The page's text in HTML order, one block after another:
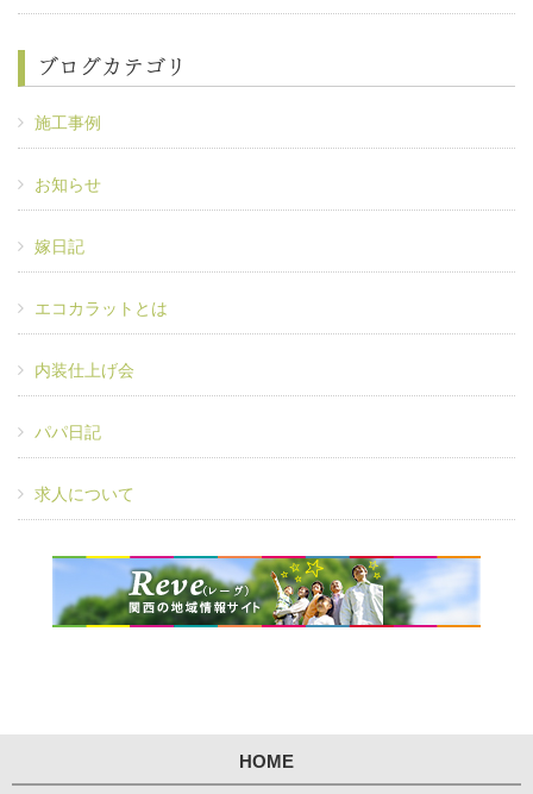
ブログカテゴリ
施工事例
お知らせ
嫁日記
エコカラットとは
内装仕上げ会
パパ日記
求人について
HOME